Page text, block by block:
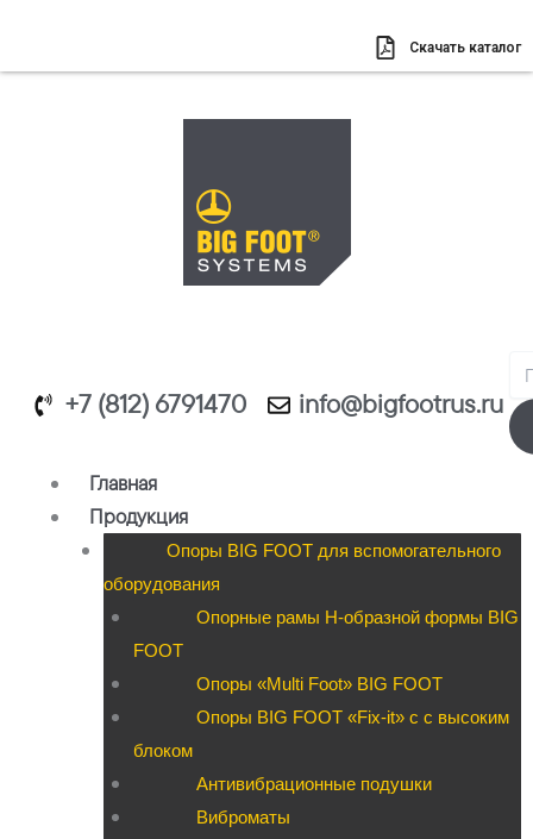
содержимому
Скачать каталог
+7 (812) 6791470 info@bigfootrus.ru
Главная
Продукция
Опоры BIG FOOT для вспомогательного
оборудования
Опорные рамы H-образной формы BIG
FOOT
Опоры «Multi Foot» BIG FOOT
Опоры BIG FOOT «Fix-it» c с высоким
блоком
Антивибрационные подушки
Виброматы